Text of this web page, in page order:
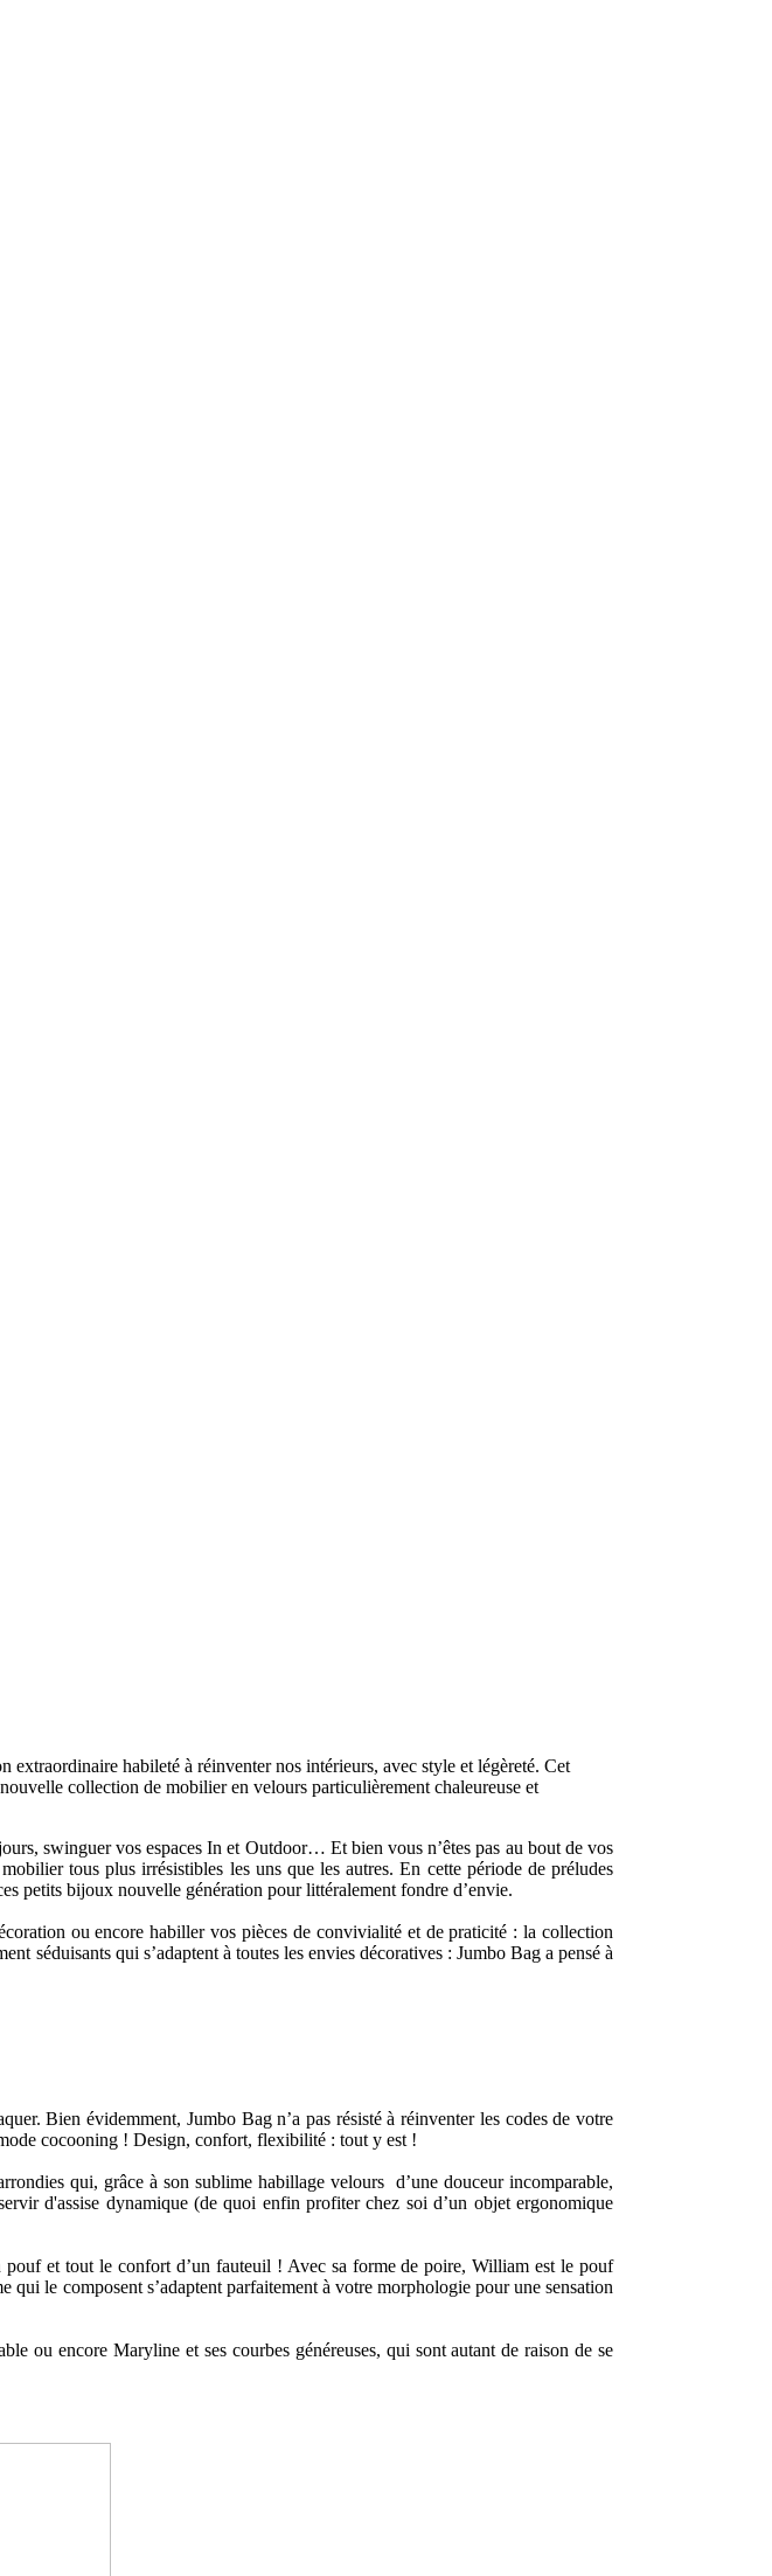
extraordinaire habileté à réinventer nos intérieurs, avec style et légèreté. Cet
collection de mobilier en velours particulièrement chaleureuse et
swinguer vos espaces In et Outdoor… Et bien vous n’êtes pas au bout de vos
tous plus irrésistibles les uns que les autres. En cette période de préludes
petits bijoux nouvelle génération pour littéralement fondre d’envie.
ou encore habiller vos pièces de convivialité et de praticité : la collection
séduisants qui s’adaptent à toutes les envies décoratives : Jumbo Bag a pensé à
Bien évidemment, Jumbo Bag n’a pas résisté à réinventer les codes de votre
cocooning ! Design, confort, flexibilité : tout y est !
qui, grâce à son sublime habillage velours d’une douceur incomparable,
d'assise dynamique (de quoi enfin profiter chez soi d’un objet ergonomique
et tout le confort d’un fauteuil ! Avec sa forme de poire, William est le pouf
le composent s’adaptent parfaitement à votre morphologie pour une sensation
ou encore Maryline et ses courbes généreuses, qui sont autant de raison de se